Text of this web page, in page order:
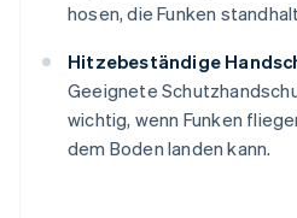
hosen, die Funken
Hitzebeständige
Geeignete
wichtig, wenn Funken
dem Boden landen kann.